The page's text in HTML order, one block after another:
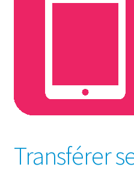
Transférer